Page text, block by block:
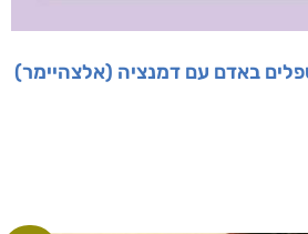
באדם עם דמנציה (אלצהיימר)